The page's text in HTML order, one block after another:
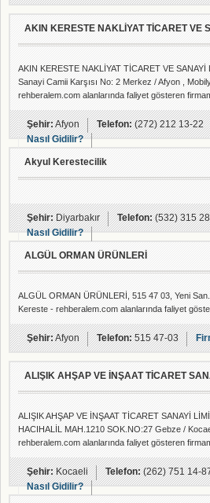
AKIN KERESTE NAKLİYAT TİCARET VE
AKIN KERESTE NAKLİYAT TİCARET VE
Sanayi Camii Karşısı No: 2 Merkez / Afyon ,
rehberalem.com alanlarında faliyet gösteren
Şehir:Afyon Telefon:(272) 212 13-22
Nasıl Gidilir?
Akyul Kerestecilik
Şehir:Diyarbakır Telefon:(532) 315
Nasıl Gidilir?
ALGÜL ORMAN ÜRÜNLERİ
ALGÜL ORMAN ÜRÜNLERİ, 515 47 03, Yeni San.
Kereste - rehberalem.com alanlarında faliyet
Şehir:Afyon Telefon:515 47-03
ALIŞIK AHŞAP VE İNŞAAT TİCARET
ALIŞIK AHŞAP VE İNŞAAT TİCARET SANAYİ
HACIHALİL MAH.1210 SOK.NO:27 Gebze /
rehberalem.com alanlarında faliyet gösteren
Şehir:Kocaeli Telefon:(262) 751 14-
Nasıl Gidilir?